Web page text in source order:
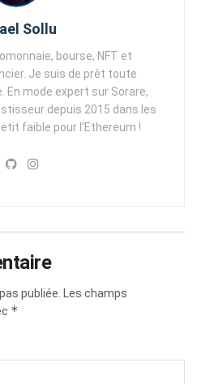
Sollu
bourse, NFT et
Je suis de prêt toute
En mode expert sur Sorare,
depuis 2015 dans les
faible pour l'Ethereum !
publiée.
Les champs
*